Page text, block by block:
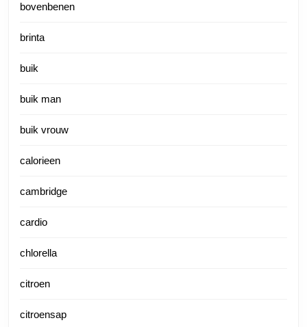
bovenbenen
brinta
buik
buik man
buik vrouw
calorieen
cambridge
cardio
chlorella
citroen
citroensap